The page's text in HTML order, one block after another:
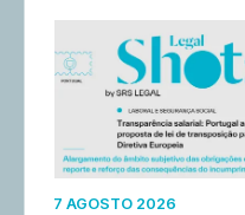
7 AGOSTO 2026